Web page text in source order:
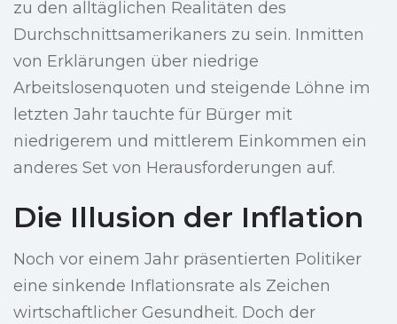
zu den alltäglichen Realitäten des
Durchschnittsamerikaners zu sein. Inmitten
von Erklärungen über niedrige
Arbeitslosenquoten und steigende Löhne im
letzten Jahr tauchte für Bürger mit
niedrigerem und mittlerem Einkommen ein
anderes Set von Herausforderungen auf.
Die Illusion der Inflation
Noch vor einem Jahr präsentierten Politiker
eine sinkende Inflationsrate als Zeichen
wirtschaftlicher Gesundheit. Doch der